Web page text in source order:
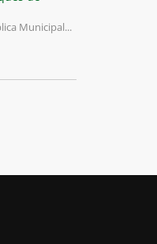
Municipal...